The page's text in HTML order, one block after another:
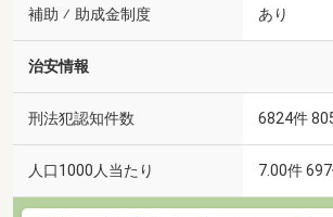
補助 ⁄ 助成金制度 あり
治安情報
刑法犯認知件数 6824件
人口1000人当たり 7.00件